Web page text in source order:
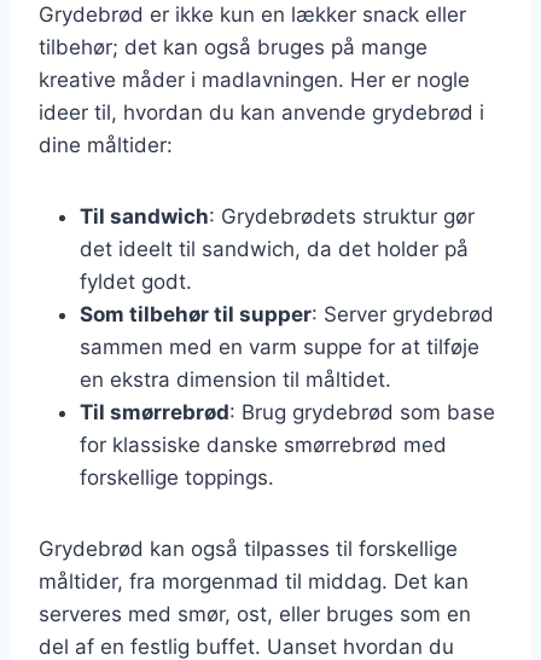
Grydebrød er ikke kun en lækker snack eller
tilbehør; det kan også bruges på mange
kreative måder i madlavningen. Her er nogle
ideer til, hvordan du kan anvende grydebrød i
dine måltider:
Til sandwich: Grydebrødets struktur gør
det ideelt til sandwich, da det holder på
fyldet godt.
Som tilbehør til supper: Server grydebrød
sammen med en varm suppe for at tilføje
en ekstra dimension til måltidet.
Til smørrebrød: Brug grydebrød som base
for klassiske danske smørrebrød med
forskellige toppings.
Grydebrød kan også tilpasses til forskellige
måltider, fra morgenmad til middag. Det kan
serveres med smør, ost, eller bruges som en
del af en festlig buffet. Uanset hvordan du